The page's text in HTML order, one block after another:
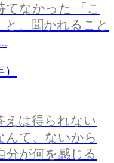
なかった 「こ
、聞かれること
えは得られない
んて、ないから
分が何を感じる